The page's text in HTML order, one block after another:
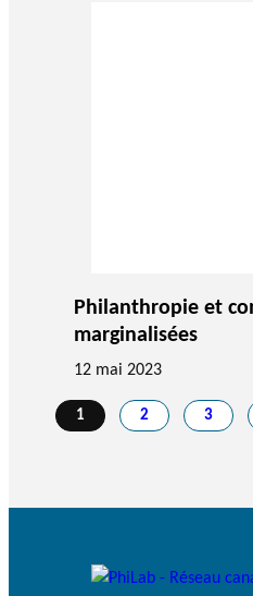
Philanthropie et
marginalisées
12 mai 2023
1 2 3